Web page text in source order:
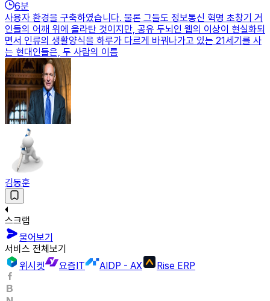
6분
사용자 환경을 구축하였습니다. 물론 그들도 정보통신 혁명 초창기 거
인들의 어깨 위에 올라탄 것이지만, 공유 두뇌인 웹의 이상이 현실화되
면서 인류의 생활양식을 하루가 다르게 바꿔나가고 있는 21세기를 사
는 현대인들은, 두 사람의 이름
김동훈
스크랩
물어보기
서비스 전체보기
위시켓
요즘IT AIDP - AX Rise ERP